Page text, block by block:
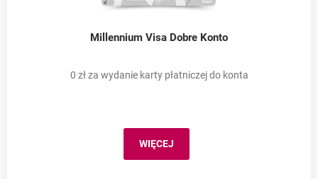
Millennium Visa Dobre Konto
0 zł za wydanie karty płatniczej do konta
WIĘCEJMILLENNIUM VISA DOBRE KONTO